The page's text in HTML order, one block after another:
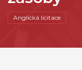
Anglická licitace